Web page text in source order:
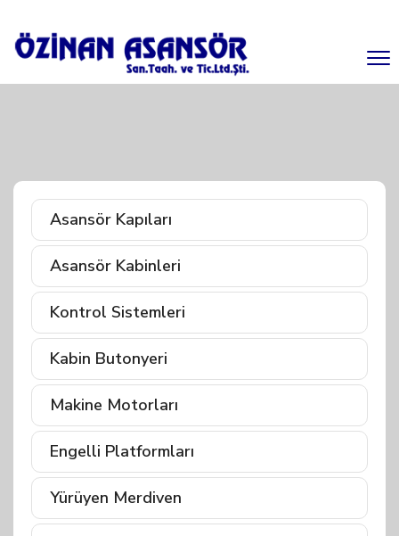
Asansör Kapıları
Asansör Kabinleri
Kontrol Sistemleri
Kabin Butonyeri
Makine Motorları
Engelli Platformları
Yürüyen Merdiven